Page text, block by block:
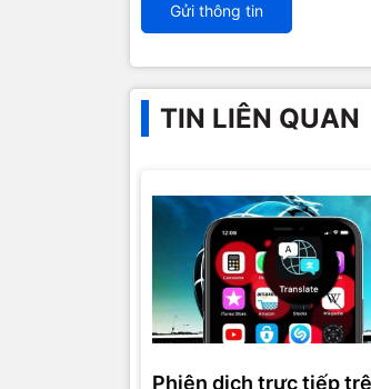
Gửi thông tin
TIN LIÊN QUAN
Phiên dịch trực tiếp